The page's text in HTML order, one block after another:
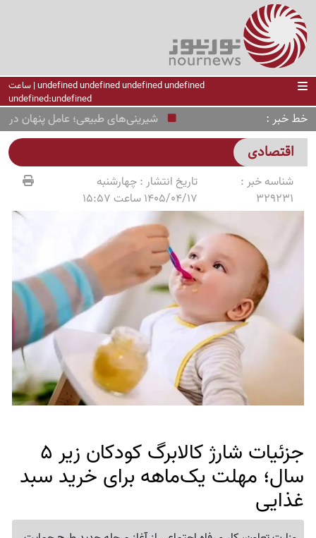
undefined undefined undefined undefined | ساعت
undefined:undefined
خط خبر شیرینی‌های طبیعی؛ عامل پنهان در
اقتصادی
شناسه خبر :
329231
تاریخ انتشار :چهارشنبه
1405/04/17 ساعت 15:57
جزئیات شارژ کالابرگ کودکان زیر 5
سال؛ مهلت یک‌ماهه برای خرید سبد
غذایی